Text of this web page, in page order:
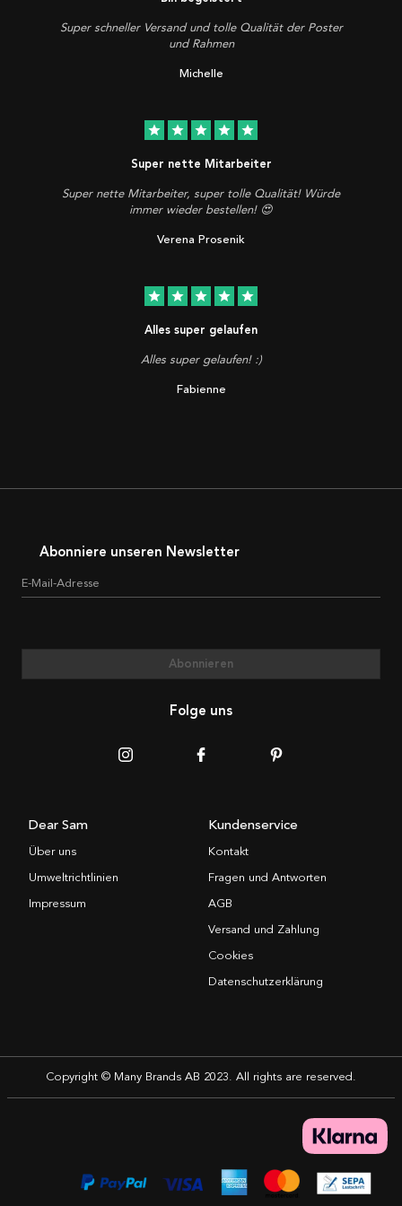
Super schneller Versand und tolle Qualität der Poster
und Rahmen
Michelle
star star star star star
Super nette Mitarbeiter
Super nette Mitarbeiter, super tolle Qualität! Würde
immer wieder bestellen! 😍
Verena Prosenik
star star star star star
Alles super gelaufen
Alles super gelaufen! :)
Fabienne
Abonniere unseren Newsletter
E-Mail-Adresse
Abonnieren
Folge uns
Dear Sam
Über uns
Umweltrichtlinien
Impressum
Kundenservice
Kontakt
Fragen und Antworten
AGB
Versand und Zahlung
Cookies
Datenschutzerklärung
Copyright © Many Brands AB 2023. All rights are reserved.